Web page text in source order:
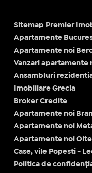
Sitemap Premier
Apartamente
Apartamente noi
Vanzari apartamente
Ansambluri
Imobiliare Grecia
Broker Credite
Apartamente noi
Apartamente noi
Apartamente noi
Case, vile Popesti -
Politica de